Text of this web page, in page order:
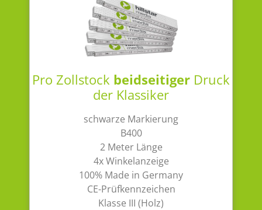
Pro Zollstock beidseitiger Druck
der Klassiker
schwarze Markierung
B400
2 Meter Länge
4x Winkelanzeige
100% Made in Germany
CE-Prüfkennzeichen
Klasse III (Holz)